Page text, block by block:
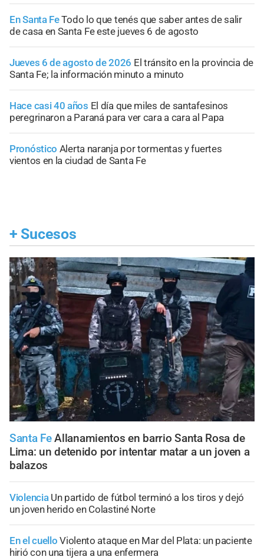
En Santa FeTodo lo que tenés que saber antes de salir
de casa en Santa Fe este jueves 6 de agosto
Jueves 6 de agosto de 2026 El tránsito en la provincia de
Santa Fe; la información minuto a minuto
Hace casi 40 años El día que miles de santafesinos
peregrinaron a Paraná para ver cara a cara al Papa
Pronóstico Alerta naranja por tormentas y fuertes
vientos en la ciudad de Santa Fe
+ Sucesos
Santa Fe Allanamientos en barrio Santa Rosa de
Lima: un detenido por intentar matar a un joven a
balazos
Violencia Un partido de fútbol terminó a los tiros y dejó
un joven herido en Colastiné Norte
En el cuello Violento ataque en Mar del Plata: un paciente
hirió con una tijera a una enfermera